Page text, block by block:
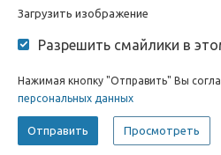
Загрузить изображение
Разрешить смайлики в
Нажимая кнопку "Отправить" Вы
персональных данных